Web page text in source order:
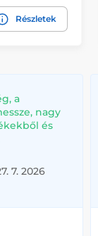
Részletek
a
nagy
és
7. 2026